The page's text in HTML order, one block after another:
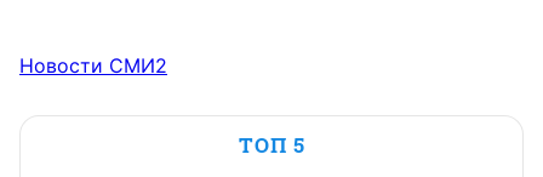
Новости СМИ2
ТОП 5